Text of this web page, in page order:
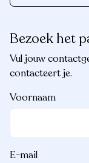
Bezoek het
Vul jouw
contacteert je.
Voornaam
E-mail